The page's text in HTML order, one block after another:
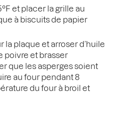
et placer la grille au
à biscuits de papier
la plaque et arroser d’huile
poivre et brasser
que les asperges soient
au four pendant 8
du four à broil et